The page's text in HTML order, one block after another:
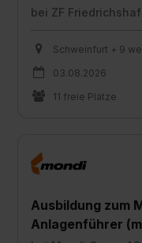
bei ZF
Schweinfurt + 9
03.08.2026
11 freie Plätze
Ausbildung zum
Anlagenführer